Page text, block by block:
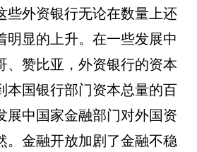
些外资银行无论在数量上还
明显的上升。在一些发展中
、赞比亚，外资银行的资本
本国银行部门资本总量的百
展中国家金融部门对外国资
。金融开放加剧了金融不稳